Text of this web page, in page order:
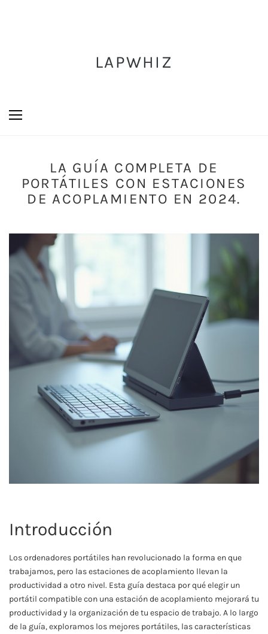
LAPWHIZ
LA GUÍA COMPLETA DE
PORTÁTILES CON ESTACIONES
DE ACOPLAMIENTO EN 2024.
Introducción
Los ordenadores portátiles han revolucionado la forma en que
trabajamos, pero las estaciones de acoplamiento llevan la
productividad a otro nivel. Esta guía destaca por qué elegir un
portátil compatible con una estación de acoplamiento mejorará tu
productividad y la organización de tu espacio de trabajo. A lo largo
de la guía, exploramos los mejores portátiles, las características